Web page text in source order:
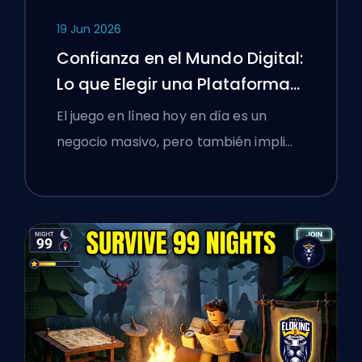
19 Jun 2026
Confianza en el Mundo Digital:
Lo que Elegir una Plataforma
de Boosting Enseñó a los
Gamers Polacos sobre
El juego en línea hoy en día es un
negocio masivo, pero también impli…